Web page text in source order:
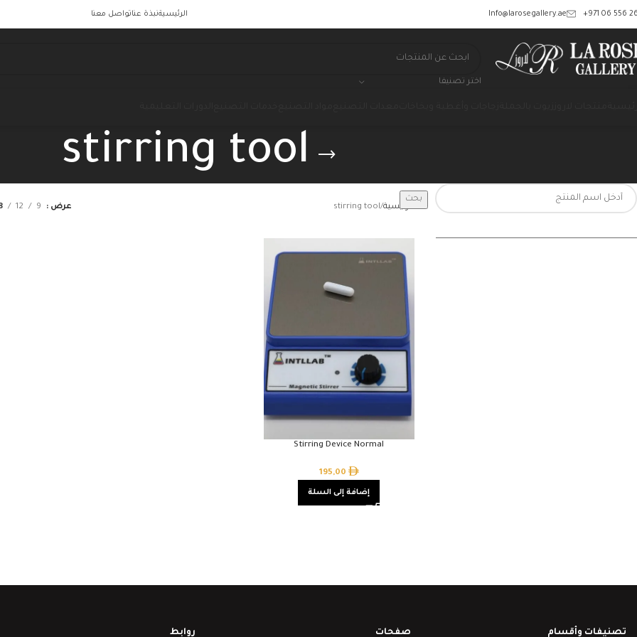
‎+971 06 556
Info@larosegallery.ae الرئيسيةنبذة عناتواصل معنا
اختر تصنيفا
stirring tool
بحث
الرئيسية stirring tool عرض 9
12
Stirring Device Normal
195,00
إضافة إلى السلة
تصنيفات وأقسام صفحات روابط